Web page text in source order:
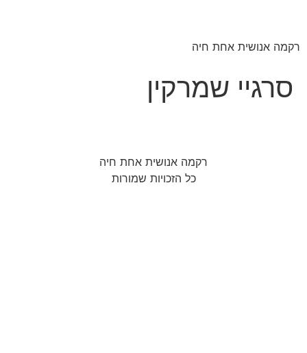
רקמה אנושית אחת חיה
סרגיי שמרקין
רקמה אנושית אחת חיה
כל הזכויות שמורות